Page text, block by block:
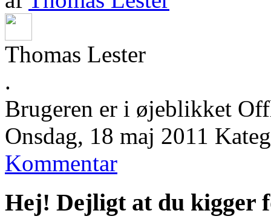
Thomas Lester
.
Brugeren er i øjeblikket
Onsdag, 18 maj 2011
Kommentar
Hej! Dejligt at du kigger